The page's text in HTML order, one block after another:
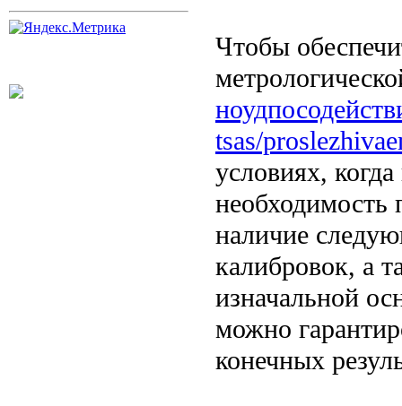
Чтобы
tsas/
условиях,
необходимость
наличие
калибровок, а
изначальной
можно
конечных